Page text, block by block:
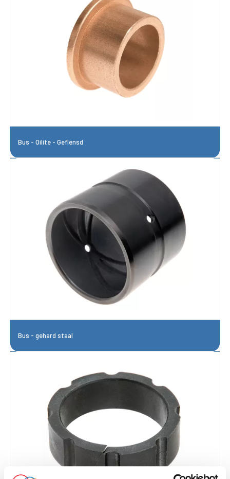
Bus - Oilite - Geflensd
Bus - gehard staal